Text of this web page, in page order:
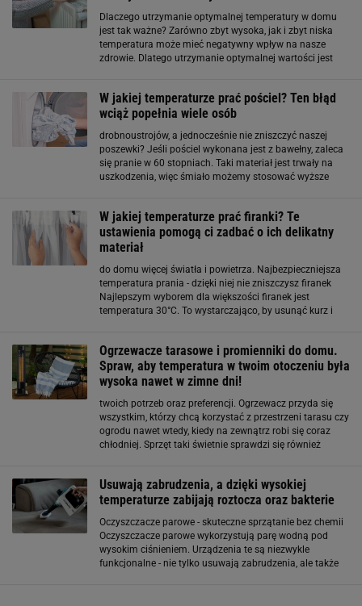
Dlaczego utrzymanie optymalnej temperatury w domu
jest tak ważne? Zarówno zbyt wysoka, jak i zbyt niska
temperatura może mieć negatywny wpływ na nasze
zdrowie. Dlatego utrzymanie optymalnej wartości jest
W jakiej temperaturze prać pościel? Ten błąd
wciąż popełnia wiele osób
drobnoustrojów, a jednocześnie nie zniszczyć naszej
poszewki? Jeśli pościel wykonana jest z bawełny, zaleca
się pranie w 60 stopniach. Taki materiał jest trwały na
uszkodzenia, więc śmiało możemy stosować wyższe
W jakiej temperaturze prać firanki? Te
ustawienia pomogą ci zadbać o ich delikatny
materiał
do domu więcej światła i powietrza. Najbezpieczniejsza
temperatura prania - dzięki niej nie zniszczysz firanek
Najlepszym wyborem dla większości firanek jest
temperatura 30°C. To wystarczająco, by usunąć kurz i
Ogrzewacze tarasowe i promienniki do domu.
Spraw, aby temperatura w twoim otoczeniu była
wysoka nawet w zimne dni!
twoich potrzeb oraz preferencji. Ogrzewacz przyda się
wszystkim, którzy chcą korzystać z przestrzeni tarasu czy
ogrodu nawet wtedy, kiedy na zewnątrz robi się coraz
chłodniej. Sprzęt taki świetnie sprawdzi się również
Usuwają zabrudzenia, a dzięki wysokiej
temperaturze zabijają roztocza oraz bakterie
Oczyszczacze parowe - skuteczne sprzątanie bez chemii
Oczyszczacze parowe wykorzystują parę wodną pod
wysokim ciśnieniem. Urządzenia te są niezwykle
funkcjonalne - nie tylko usuwają zabrudzenia, ale także